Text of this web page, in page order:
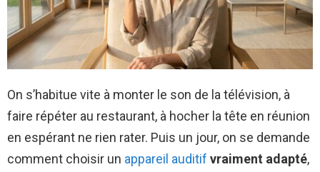
On s’habitue vite à monter le son de la télévision, à
faire répéter au restaurant, à hocher la tête en réunion
en espérant ne rien rater. Puis un jour, on se demande
comment choisir un appareil auditif vraiment adapté,